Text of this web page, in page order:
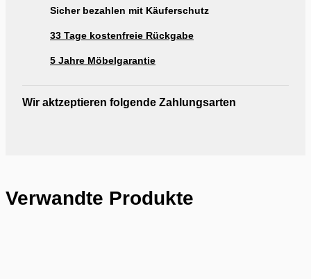
Sicher bezahlen mit Käuferschutz
33 Tage kostenfreie Rückgabe
5 Jahre Möbelgarantie
Wir aktzeptieren folgende Zahlungsarten
Verwandte Produkte